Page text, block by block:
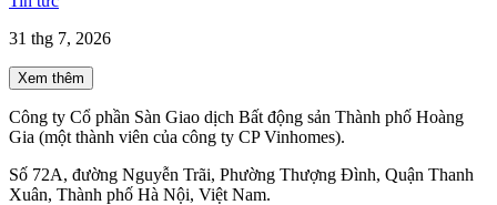
31 thg 7, 2026
Xem thêm
Công ty Cổ phần Sàn Giao dịch Bất động sản Thành phố Hoàng
Gia (một thành viên của công ty CP Vinhomes).
Số 72A, đường Nguyễn Trãi, Phường Thượng Đình, Quận Thanh
Xuân, Thành phố Hà Nội, Việt Nam.